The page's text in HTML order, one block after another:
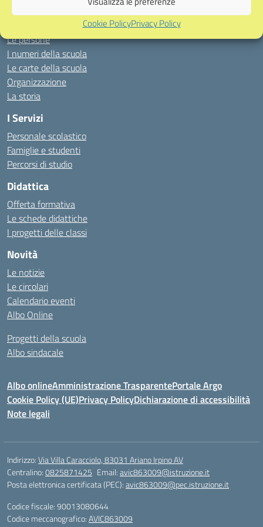
Cookie PolicyPrivacy Policy
Presentazione
Le persone
I numeri della scuola
Le carte della scuola
Organizzazione
La storia
I Servizi
Personale scolastico
Famiglie e studenti
Percorsi di studio
Didattica
Offerta formativa
Le schede didattiche
I progetti delle classi
Novità
Le notizie
Le circolari
Calendario eventi
Albo Online
Progetti della scuola
Albo sindacale
Albo onlineAmministrazione TrasparentePortale Argo
Cookie Policy (UE)Privacy PolicyDichiarazione di accessibilità
Note legali
Indirizzo:Via Villa Caracciolo, 83031 Ariano Irpino AV
Centralino:0825871425 Email:avic863009@istruzione.it
Posta elettronica certificata (PEC):avic863009@pec.istruzione.it
Codice fiscale: 90013080644
Codice meccanografico:AVIC863009